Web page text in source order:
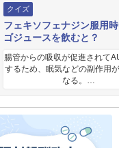
クイズ
フェキソフェナジン服用
ゴジュースを飲むと？
腸管からの吸収が促進されて
するため、眠気などの副作用
なる。…